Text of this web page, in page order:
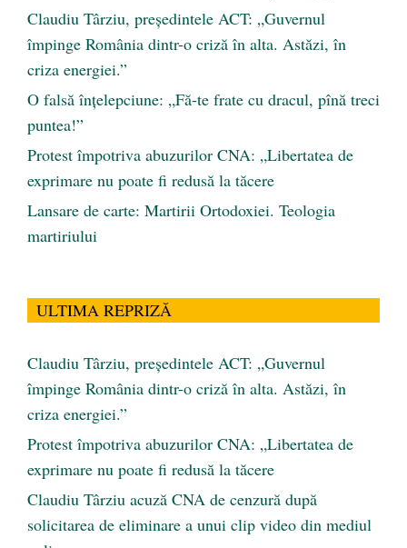
Claudiu Târziu, președintele ACT: „Guvernul
împinge România dintr-o criză în alta. Astăzi, în
criza energiei.”
O falsă înțelepciune: „Fă-te frate cu dracul, pînă treci
puntea!”
Protest împotriva abuzurilor CNA: „Libertatea de
exprimare nu poate fi redusă la tăcere
Lansare de carte: Martirii Ortodoxiei. Teologia
martiriului
ULTIMA REPRIZĂ
Claudiu Târziu, președintele ACT: „Guvernul
împinge România dintr-o criză în alta. Astăzi, în
criza energiei.”
Protest împotriva abuzurilor CNA: „Libertatea de
exprimare nu poate fi redusă la tăcere
Claudiu Târziu acuză CNA de cenzură după
solicitarea de eliminare a unui clip video din mediul